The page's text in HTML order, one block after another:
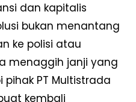
dan kapitalis
bukan menantang
ke polisi atau
menaggih janji yang
PT Multistrada
kembali